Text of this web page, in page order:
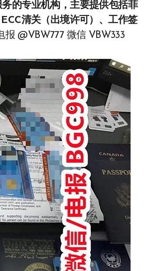
清关（出境许可）、工作签
@VBW777 微信 VBW333